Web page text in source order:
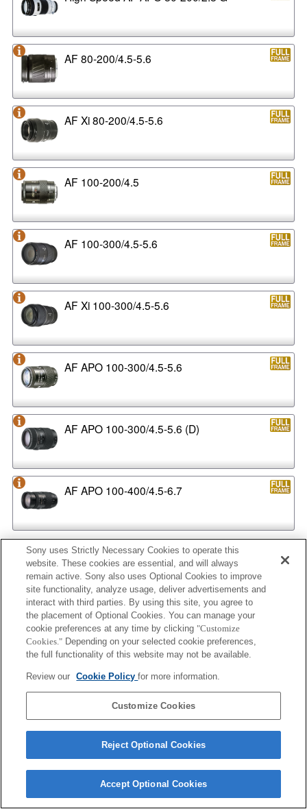
AF 80-200/4.5-5.6
AF Xi 80-200/4.5-5.6
AF 100-200/4.5
AF 100-300/4.5-5.6
AF Xi 100-300/4.5-5.6
AF APO 100-300/4.5-5.6
AF APO 100-300/4.5-5.6 (D)
AF APO 100-400/4.5-6.7
Convertisseur
1.4x TELE CONVERTER APO
2x TELE CONVERTER APO
1.4x TELE CONVERTER APO II
2x TELE CONVERTER APO II
Sony uses Strictly Necessary Cookies to operate this
website. These cookies are essential, and will always
remain active. Sony also uses Optional Cookies to improve
site functionality, analyze usage, deliver advertisements and
interact with third parties. By using this site, you agree to
the placement of Optional Cookies. You can manage your
cookie preferences at any time by clicking "Customize
Cookies." Depending on your selected cookie preferences,
the full functionality of this website may not be available.
Review our Cookie Policyfor more information.
Customize Cookies
Reject Optional Cookies
Accept Optional Cookies